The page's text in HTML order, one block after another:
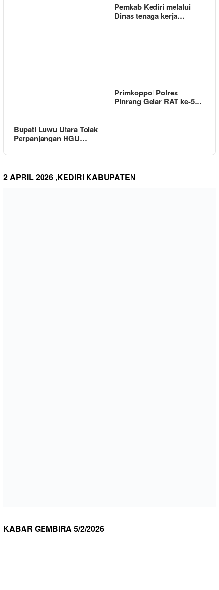
Pemkab Kediri melalui
Dinas tenaga kerja…
Bupati Luwu Utara Tolak
Perpanjangan HGU…
Primkoppol Polres
Pinrang Gelar RAT ke-5…
2 APRIL 2026 ,KEDIRI KABUPATEN
KABAR GEMBIRA 5/2/2026